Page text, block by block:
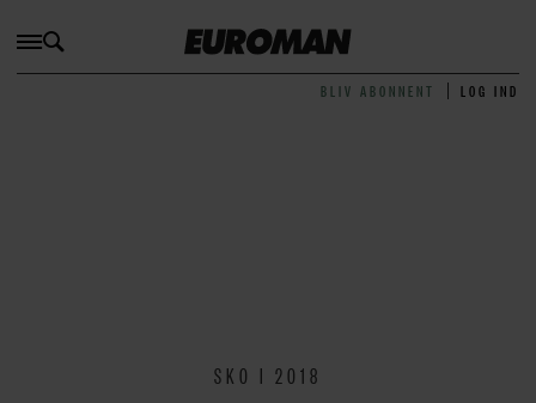
BLIV ABONNENT LOG IND
SKO I 2018